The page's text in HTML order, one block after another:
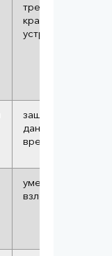
тренировка в
кражи вашего
устройства
защита от кражи
данных и от
вредоносных
уменьшить
взлома